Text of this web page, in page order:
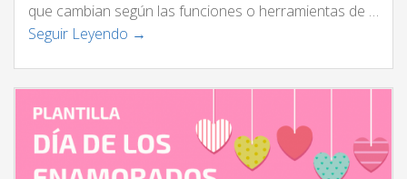
que cambian según las funciones o herramientas de …
Seguir Leyendo →